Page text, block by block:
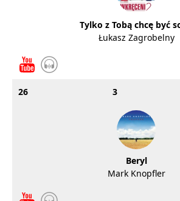
Tylko z Tobą chcę być
Łukasz Zagrobelny
26 3
Beryl
Mark Knopfler